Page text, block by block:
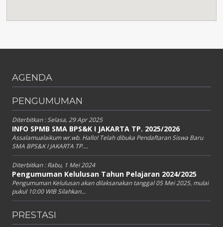
AGENDA
PENGUMUMAN
Diterbitkan :Selasa, 29 Apr 2025
INFO SPMB SMA BPS&K I JAKARTA TP. 2025/2026
Assalamualaikum wr.wb. Hallo! Telah dibuka Pendaftaran Siswa Baru
SMA BPS&K I JAKARTA TP....
Diterbitkan :Rabu, 1 Mei 2024
Pengumuman Kelulusan Tahun Pelajaran 2024/2025
Pengumuman Kelulusan akan dilaksanakan tanggal 05 Mei 2025, mulai
pukul 10:00 WIB Silahkan...
PRESTASI